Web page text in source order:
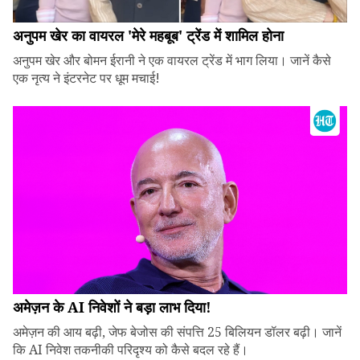
अनुपम खेर का वायरल 'मेरे महबूब' ट्रेंड में शामिल होना
अनुपम खेर और बोमन ईरानी ने एक वायरल ट्रेंड में भाग लिया। जानें कैसे
एक नृत्य ने इंटरनेट पर धूम मचाई!
अमेज़न के AI निवेशों ने बड़ा लाभ दिया!
अमेज़न की आय बढ़ी, जेफ बेजोस की संपत्ति 25 बिलियन डॉलर बढ़ी। जानें
कि AI निवेश तकनीकी परिदृश्य को कैसे बदल रहे हैं।